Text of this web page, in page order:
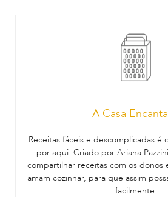
A Casa
Receitas fáceis e descomplicadas é
por aqui. Criado por Ariana
compartilhar receitas com os donos
amam cozinhar, para que assim
facilmente.